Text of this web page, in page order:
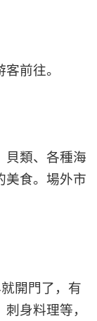
前往。
貝類、各種海
美食。場外市
開門了，有
身料理等，